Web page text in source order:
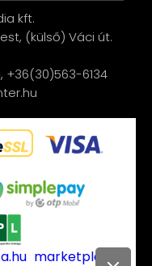
kft.
(külső) Váci út.
+36(30)563-6134
marketplace